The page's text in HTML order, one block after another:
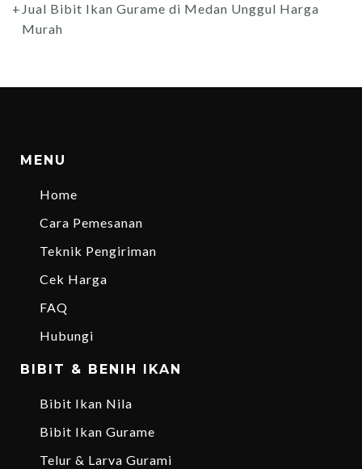
Jual Bibit Ikan Gurame di Medan Unggul Harga
Murah
MENU
Home
Cara Pemesanan
Teknik Pengiriman
Cek Harga
FAQ
Hubungi
BIBIT & BENIH IKAN
Bibit Ikan Nila
Bibit Ikan Gurame
Telur & Larva Gurami